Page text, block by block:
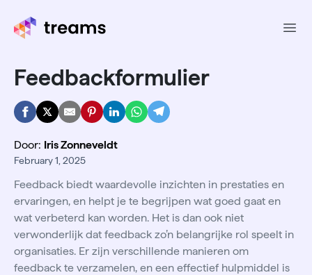
Feedbackformulier
Door: Iris Zonneveldt
February 1, 2025
Feedback biedt waardevolle inzichten in prestaties en
ervaringen, en helpt je te begrijpen wat goed gaat en
wat verbeterd kan worden. Het is dan ook niet
verwonderlijk dat feedback zo’n belangrijke rol speelt in
organisaties. Er zijn verschillende manieren om
feedback te verzamelen, en een effectief hulpmiddel is